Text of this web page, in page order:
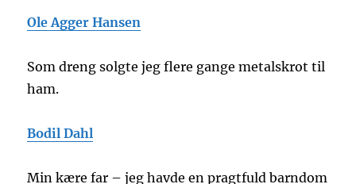
Ole Agger Hansen
Som dreng solgte jeg flere gange metalskrot til
ham.
Bodil Dahl
Min kære far – jeg havde en pragtfuld barndom